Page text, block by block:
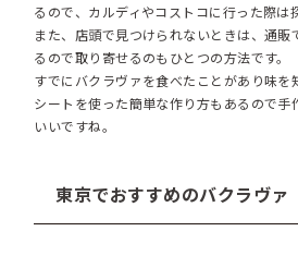
るので、カルディやコストコに行った際は
また、店頭で見つけられないときは、通販
るので取り寄せるのもひとつの方法です。
すでにバクラヴァを食べたことがあり味を
シートを使った簡単な作り方もあるので手
いいですね。
東京でおすすめのバクラヴァ